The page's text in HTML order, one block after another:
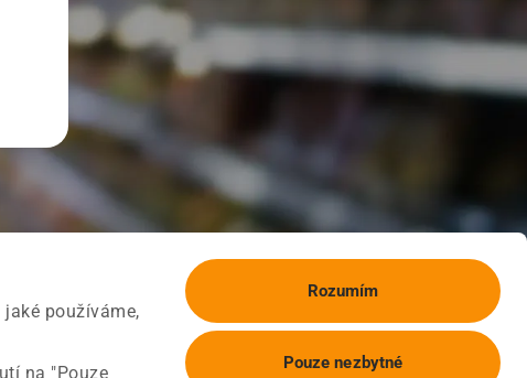
používáme,
na "Pouze
Rozumím
Pouze nezbytné